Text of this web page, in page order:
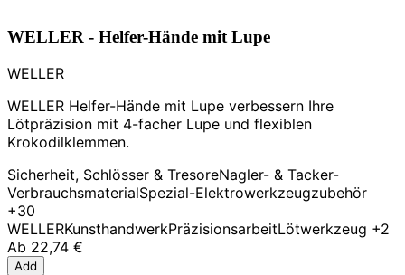
WELLER - Helfer-Hände mit Lupe
WELLER
WELLER Helfer-Hände mit Lupe verbessern Ihre
Lötpräzision mit 4-facher Lupe und flexiblen
Krokodilklemmen.
Sicherheit, Schlösser & TresoreNagler- & Tacker-
VerbrauchsmaterialSpezial-Elektrowerkzeugzubehör
+30
WELLERKunsthandwerkPräzisionsarbeitLötwerkzeug +2
Ab 22,74 €
Add